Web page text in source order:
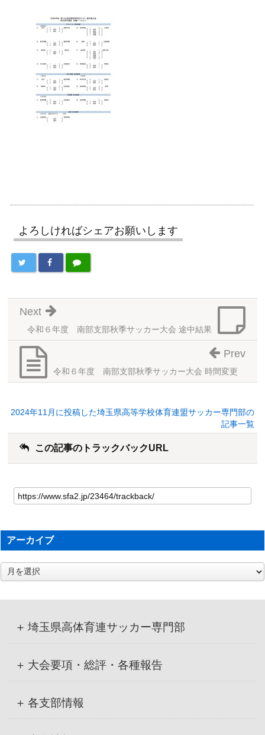
よろしければシェアお願いします
令和６年度 南部支部秋季サッカー大会 途中結果
Next
令和６年度 南部支部秋季サッカー大会 時間変更
Prev
2024年11月に投稿した埼玉県高等学校体育連盟サッカー専門部の
記事一覧
この記事のトラックバックURL
アーカイブ
ア
ー
埼玉県高体育連サッカー専門部
大会要項・総評・各種報告
各支部情報